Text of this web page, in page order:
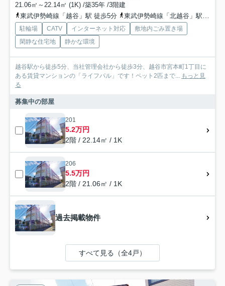
21.06㎡～22.14㎡ (1K) /築35年 /3階建
東武伊勢崎線「越谷」駅 徒歩5分
東武伊勢崎線「北越谷」駅 徒歩20分
駐輪場 CATV インターネット対応
敷地内ごみ置き場
閑静な住宅地
静かな環境
越谷駅から徒歩5分、当社管理会社から徒歩3分、越谷市宮本町1丁目に
ある賃貸マンションの「ライフパル」です！ペット2匹まで... もっと見
る
募集中の部屋
201
5.2万円
2階 / 22.14㎡ / 1K
206
5.5万円
2階 / 21.06㎡ / 1K
過去掲載物件
すべて見る（全4戸）